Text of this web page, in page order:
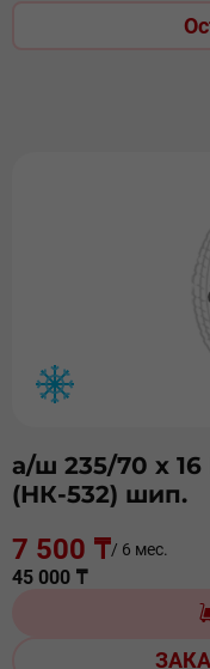
а/ш 235/70 х 16
(НК-532) шип.
7 500 ₸/ 6 мес.
45 000 ₸